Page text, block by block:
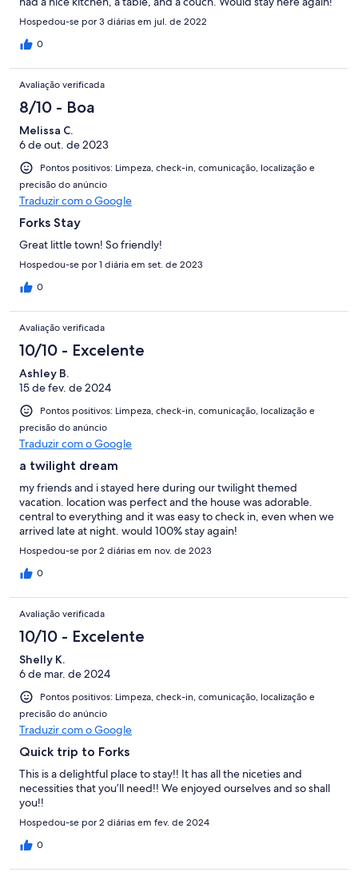
Hospedou-se por 3 diárias em jul. de 2022
0
Avaliação verificada
8/10 - Boa
Melissa C.
6 de out. de 2023
Pontos positivos: Limpeza, check-in, comunicação, localização e
precisão do anúncio
Traduzir com o Google
Forks Stay
Great little town! So friendly!
Hospedou-se por 1 diária em set. de 2023
0
Avaliação verificada
10/10 - Excelente
Ashley B.
15 de fev. de 2024
Pontos positivos: Limpeza, check-in, comunicação, localização e
precisão do anúncio
Traduzir com o Google
a twilight dream
my friends and i stayed here during our twilight themed
vacation. location was perfect and the house was adorable.
central to everything and it was easy to check in, even when we
arrived late at night. would 100% stay again!
Hospedou-se por 2 diárias em nov. de 2023
0
Avaliação verificada
10/10 - Excelente
Shelly K.
6 de mar. de 2024
Pontos positivos: Limpeza, check-in, comunicação, localização e
precisão do anúncio
Traduzir com o Google
Quick trip to Forks
This is a delightful place to stay!! It has all the niceties and
necessities that you’ll need!! We enjoyed ourselves and so shall
you!!
Hospedou-se por 2 diárias em fev. de 2024
0